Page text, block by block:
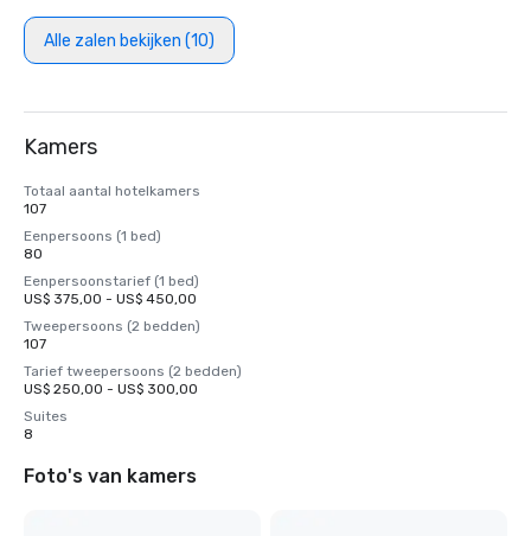
Alle zalen bekijken (10)
Kamers
Totaal aantal hotelkamers
107
Eenpersoons (1 bed)
80
Eenpersoonstarief (1 bed)
US$ 375,00 - US$ 450,00
Tweepersoons (2 bedden)
107
Tarief tweepersoons (2 bedden)
US$ 250,00 - US$ 300,00
Suites
8
Foto's van kamers